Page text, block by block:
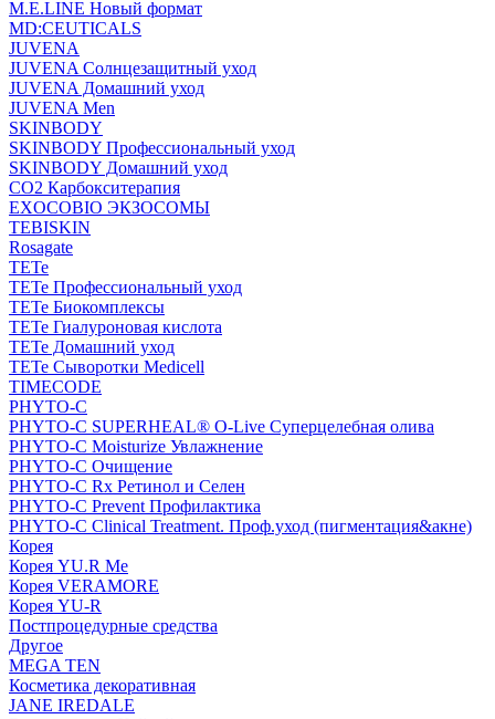
M.E.LINE Новый формат
MD:CEUTICALS
JUVENA
JUVENA Солнцезащитный уход
JUVENA Домашний уход
JUVENA Men
SKINBODY
SKINBODY Профессиональный уход
SKINBODY Домашний уход
CO2 Карбокситерапия
EXOCOBIO ЭКЗОСОМЫ
TEBISKIN
Rosagate
TETe
TETe Профессиональный уход
TETe Биокомплексы
TETe Гиалуроновая кислота
TETe Домашний уход
TETe Сыворотки Medicell
TIMECODE
PHYTO-C
PHYTO-C SUPERHEAL® O-Live Суперцелебная олива
PHYTO-C Moisturize Увлажнение
PHYTO-C Очищение
PHYTO-C Rx Ретинол и Селен
PHYTO-C Prevent Профилактика
PHYTO-C Clinical Treatment. Проф.уход (пигментация&акне)
Корея
Корея YU.R Me
Корея VERAMORE
Корея YU-R
Постпроцедурные средства
Другое
MEGA TEN
Косметика декоративная
JANE IREDALE